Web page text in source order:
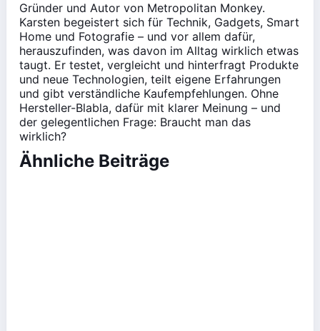
Gründer und Autor von Metropolitan Monkey.
Karsten begeistert sich für Technik, Gadgets, Smart
Home und Fotografie – und vor allem dafür,
herauszufinden, was davon im Alltag wirklich etwas
taugt. Er testet, vergleicht und hinterfragt Produkte
und neue Technologien, teilt eigene Erfahrungen
und gibt verständliche Kaufempfehlungen. Ohne
Hersteller-Blabla, dafür mit klarer Meinung – und
der gelegentlichen Frage: Braucht man das
wirklich?
Ähnliche Beiträge